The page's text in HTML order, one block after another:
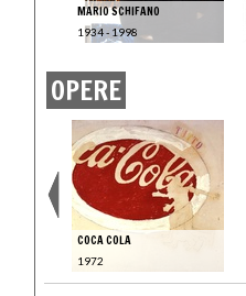
MARIO SCHIFANO
1934 - 1998
OPERE
COCA COLA
1972